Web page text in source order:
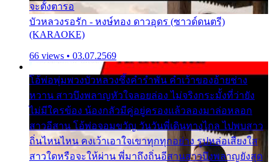
จะตั้งตารอ
บัวหลวงรอรัก - หงษ์ทอง ดาวอุดร (ซาวด์ดนตรี)
(KARAOKE)
66 views • 03.07.2569
โอ้พ่อพุ่มพวงบัวหลวงซึ้งคำรำพัน คำเว้าของอ้ายช่าง
หวาน สาวบึงพลาญหัวใจลอยล่อง ไม่จริงกระมั้งที่ว่ายัง
ไม่มีใครข้อง น้องกลัวมีคู่อยู่ครองแล้วลองมาล่อหลอก
สาวอีสาน โอ้พ่อจอมขวัญ วันวันพี่เดินทางไกล ไปพบสาว
ถิ่นไหนไหน คงเว้าเอาใจเขาทุกทุกอย่าง รูปหล่อเสียงใส
สาวใดหรือจะให้ผ่าน พี่มาถึงถิ่นอีสานสาวบึงพลาญยังสุด